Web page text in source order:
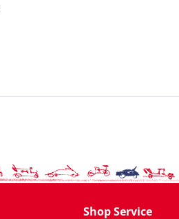
Shop Service